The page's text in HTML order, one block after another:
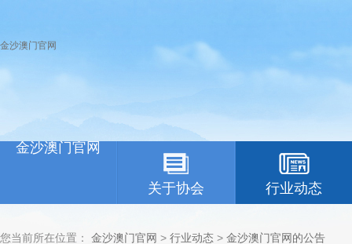
金沙澳门官网
金沙澳门官网
关于协会 行业动态
您当前所在位置： 金沙澳门官网 > 行业动态 > 金沙澳门官网的公告